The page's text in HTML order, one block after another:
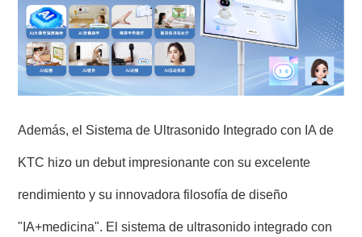
Además, el Sistema de Ultrasonido Integrado con IA de
KTC hizo un debut impresionante con su excelente
rendimiento y su innovadora filosofía de diseño
"IA+medicina". El sistema de ultrasonido integrado con